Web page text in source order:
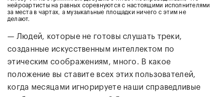
нейроартисты на равных соревнуются с настоящими исполнителями
за места в чартах, а музыкальные площадки ничего с этим не
делают.
— Людей, которые не готовы слушать треки,
созданные искусственным интеллектом по
этическим соображениям, много. В какое
положение вы ставите всех этих пользователей,
когда месяцами игнорируете наши справедливые